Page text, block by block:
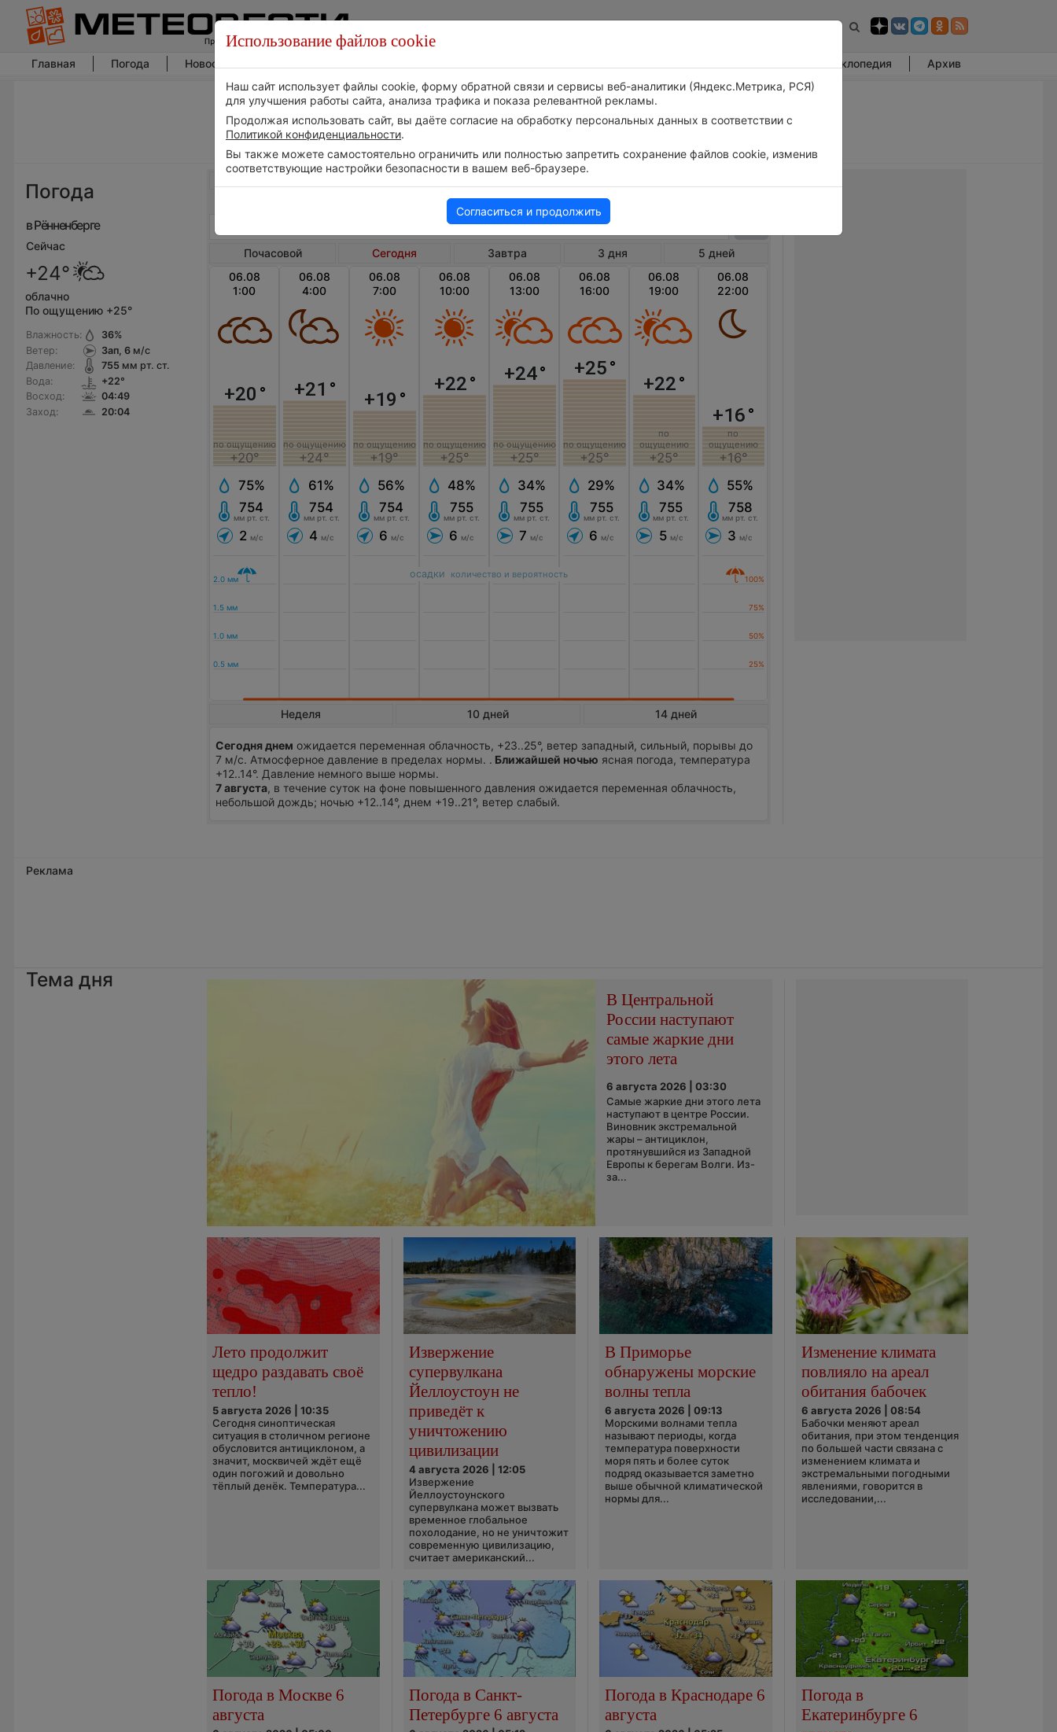
Главная Погода Новости погоды Энциклопедия Архив
Погода
в Рённенберге
Сейчас
+24°
облачно
По ощущению +25°
Влажность:
Ветер:
Давление:
Вода:
Восход:
Заход:
36%
Зап, 6м/с
755 мм рт. ст.
+22°
04:49
20:04
Погода в Рённенберге сегодня
Почасовой Сегодня Завтра 3 дня
5 дней
06.08
1:00
+20 °
по ощущению
+20°
75%
754
мм рт. ст.
2 м/с
06.08
4:00
+21 °
по ощущению
+24°
61%
754
мм рт. ст.
4 м/с
06.08
7:00
+19 °
по ощущению
+19°
56%
754
мм рт. ст.
6 м/с
06.08
10:00
+22°
по ощущению
+25°
48%
755
мм рт. ст.
6 м/с
06.08
13:00
+24°
по ощущению
+25°
34%
755
мм рт. ст.
7 м/с
06.08
16:00
+25°
по ощущению
+25°
29%
755
мм рт. ст.
6 м/с
06.08
19:00
+22°
по
ощущению
+25°
34%
755
мм рт. ст.
5 м/с
06.08
22:00
+16°
по
ощущению
+16°
55%
758
мм рт. ст.
3 м/с
осадки количество и вероятность
Неделя 10 дней 14 дней
Сегодня днем ожидается переменная облачность, +23..25°, ветер западный, сильный, порывы до
7 м/с. Атмосферное давление в пределах нормы. . Ближайшей ночью ясная погода, температура
+12..14°. Давление немного выше нормы.
7 августа, в течение суток на фоне повышенного давления ожидается переменная облачность,
небольшой дождь; ночью +12..14°, днем +19..21°, ветер слабый.
Реклама
Тема дня
В Центральной
России наступают
самые жаркие дни
этого лета
6 августа 2026 | 03:30
Самые жаркие дни этого лета
наступают в центре России.
Виновник экстремальной
жары – антициклон,
протянувшийся из Западной
Европы к берегам Волги. Из-
за...
Лето продолжит
щедро раздавать своё
тепло!
5 августа 2026 | 10:35
Сегодня синоптическая
ситуация в столичном регионе
обусловится антициклоном, а
значит, москвичей ждёт ещё
один погожий и довольно
тёплый денёк. Температура...
Извержение
супервулкана
Йеллоустоун не
приведёт к
уничтожению
цивилизации
4 августа 2026 | 12:05
Извержение
Йеллоустоунского
супервулкана может вызвать
временное глобальное
похолодание, но не уничтожит
современную цивилизацию,
считает американский...
В Приморье
обнаружены морские
волны тепла
6 августа 2026 | 09:13
Морскими волнами тепла
называют периоды, когда
температура поверхности
моря пять и более суток
подряд оказывается заметно
выше обычной климатической
нормы для...
Изменение климата
повлияло на ареал
обитания бабочек
6 августа 2026 | 08:54
Бабочки меняют ареал
обитания, при этом тенденция
по большей части связана с
изменением климата и
экстремальными погодными
явлениями, говорится в
исследовании,...
Погода в Москве 6
августа
Погода в Санкт-
Петербурге 6 августа
Погода в Краснодаре 6
августа
Погода в
Екатеринбурге 6
Использование файлов cookie
Наш сайт использует файлы cookie, форму обратной связи и сервисы веб-аналитики (Яндекс.Метрика, РСЯ)
для улучшения работы сайта, анализа трафика и показа релевантной рекламы.
Продолжая использовать сайт, вы даёте согласие на обработку персональных данных в соответствии с
Политикой конфиденциальности.
Вы также можете самостоятельно ограничить или полностью запретить сохранение файлов cookie, изменив
соответствующие настройки безопасности в вашем веб-браузере.
Согласиться и продолжить